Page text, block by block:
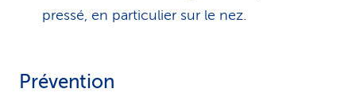
pressé, en particulier sur le nez.
Prévention